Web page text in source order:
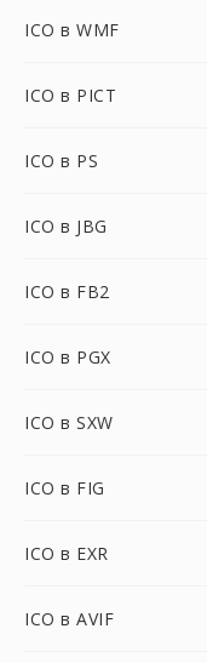
ICO в WMF
ICO в PICT
ICO в PS
ICO в JBG
ICO в FB2
ICO в PGX
ICO в SXW
ICO в FIG
ICO в EXR
ICO в AVIF